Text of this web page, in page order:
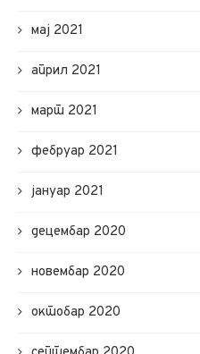
мај 2021
април 2021
март 2021
фебруар 2021
јануар 2021
децембар 2020
новембар 2020
октобар 2020